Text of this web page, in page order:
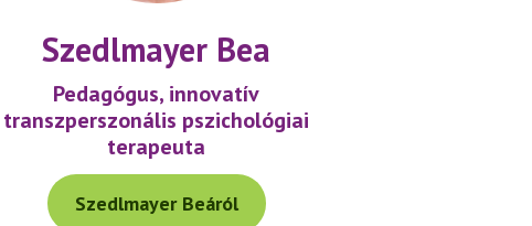
Szedlmayer Bea
Pedagógus, innovatív
transzperszonális pszichológiai
terapeuta
Szedlmayer Beáról